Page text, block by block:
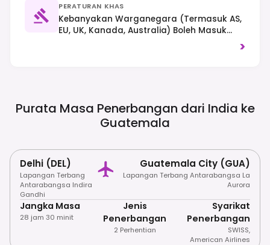
PERATURAN KHAS
Kebanyakan Warganegara (termasuk AS,
EU, UK, Kanada, Australia) Boleh Masuk
Sebahagian Daripada Perjanjian CA-4. Lalu>
Purata Masa Penerbangan dari India ke
Guatemala
Delhi (DEL)
Lapangan Terbang
Antarabangsa Indira
Gandhi
Guatemala City (GUA)
Lapangan Terbang Antarabangsa La
Aurora
Jangka Masa
28 jam 30 minit
Jenis
Penerbangan
2 Perhentian
Syarikat
Penerbangan
SWISS,
American Airlines